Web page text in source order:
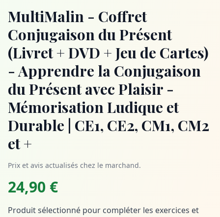
MultiMalin - Coffret
Conjugaison du Présent
(Livret + DVD + Jeu de Cartes)
- Apprendre la Conjugaison
du Présent avec Plaisir -
Mémorisation Ludique et
Durable | CE1, CE2, CM1, CM2
et +
Prix et avis actualisés chez le marchand.
24,90 €
Produit sélectionné pour compléter les exercices et